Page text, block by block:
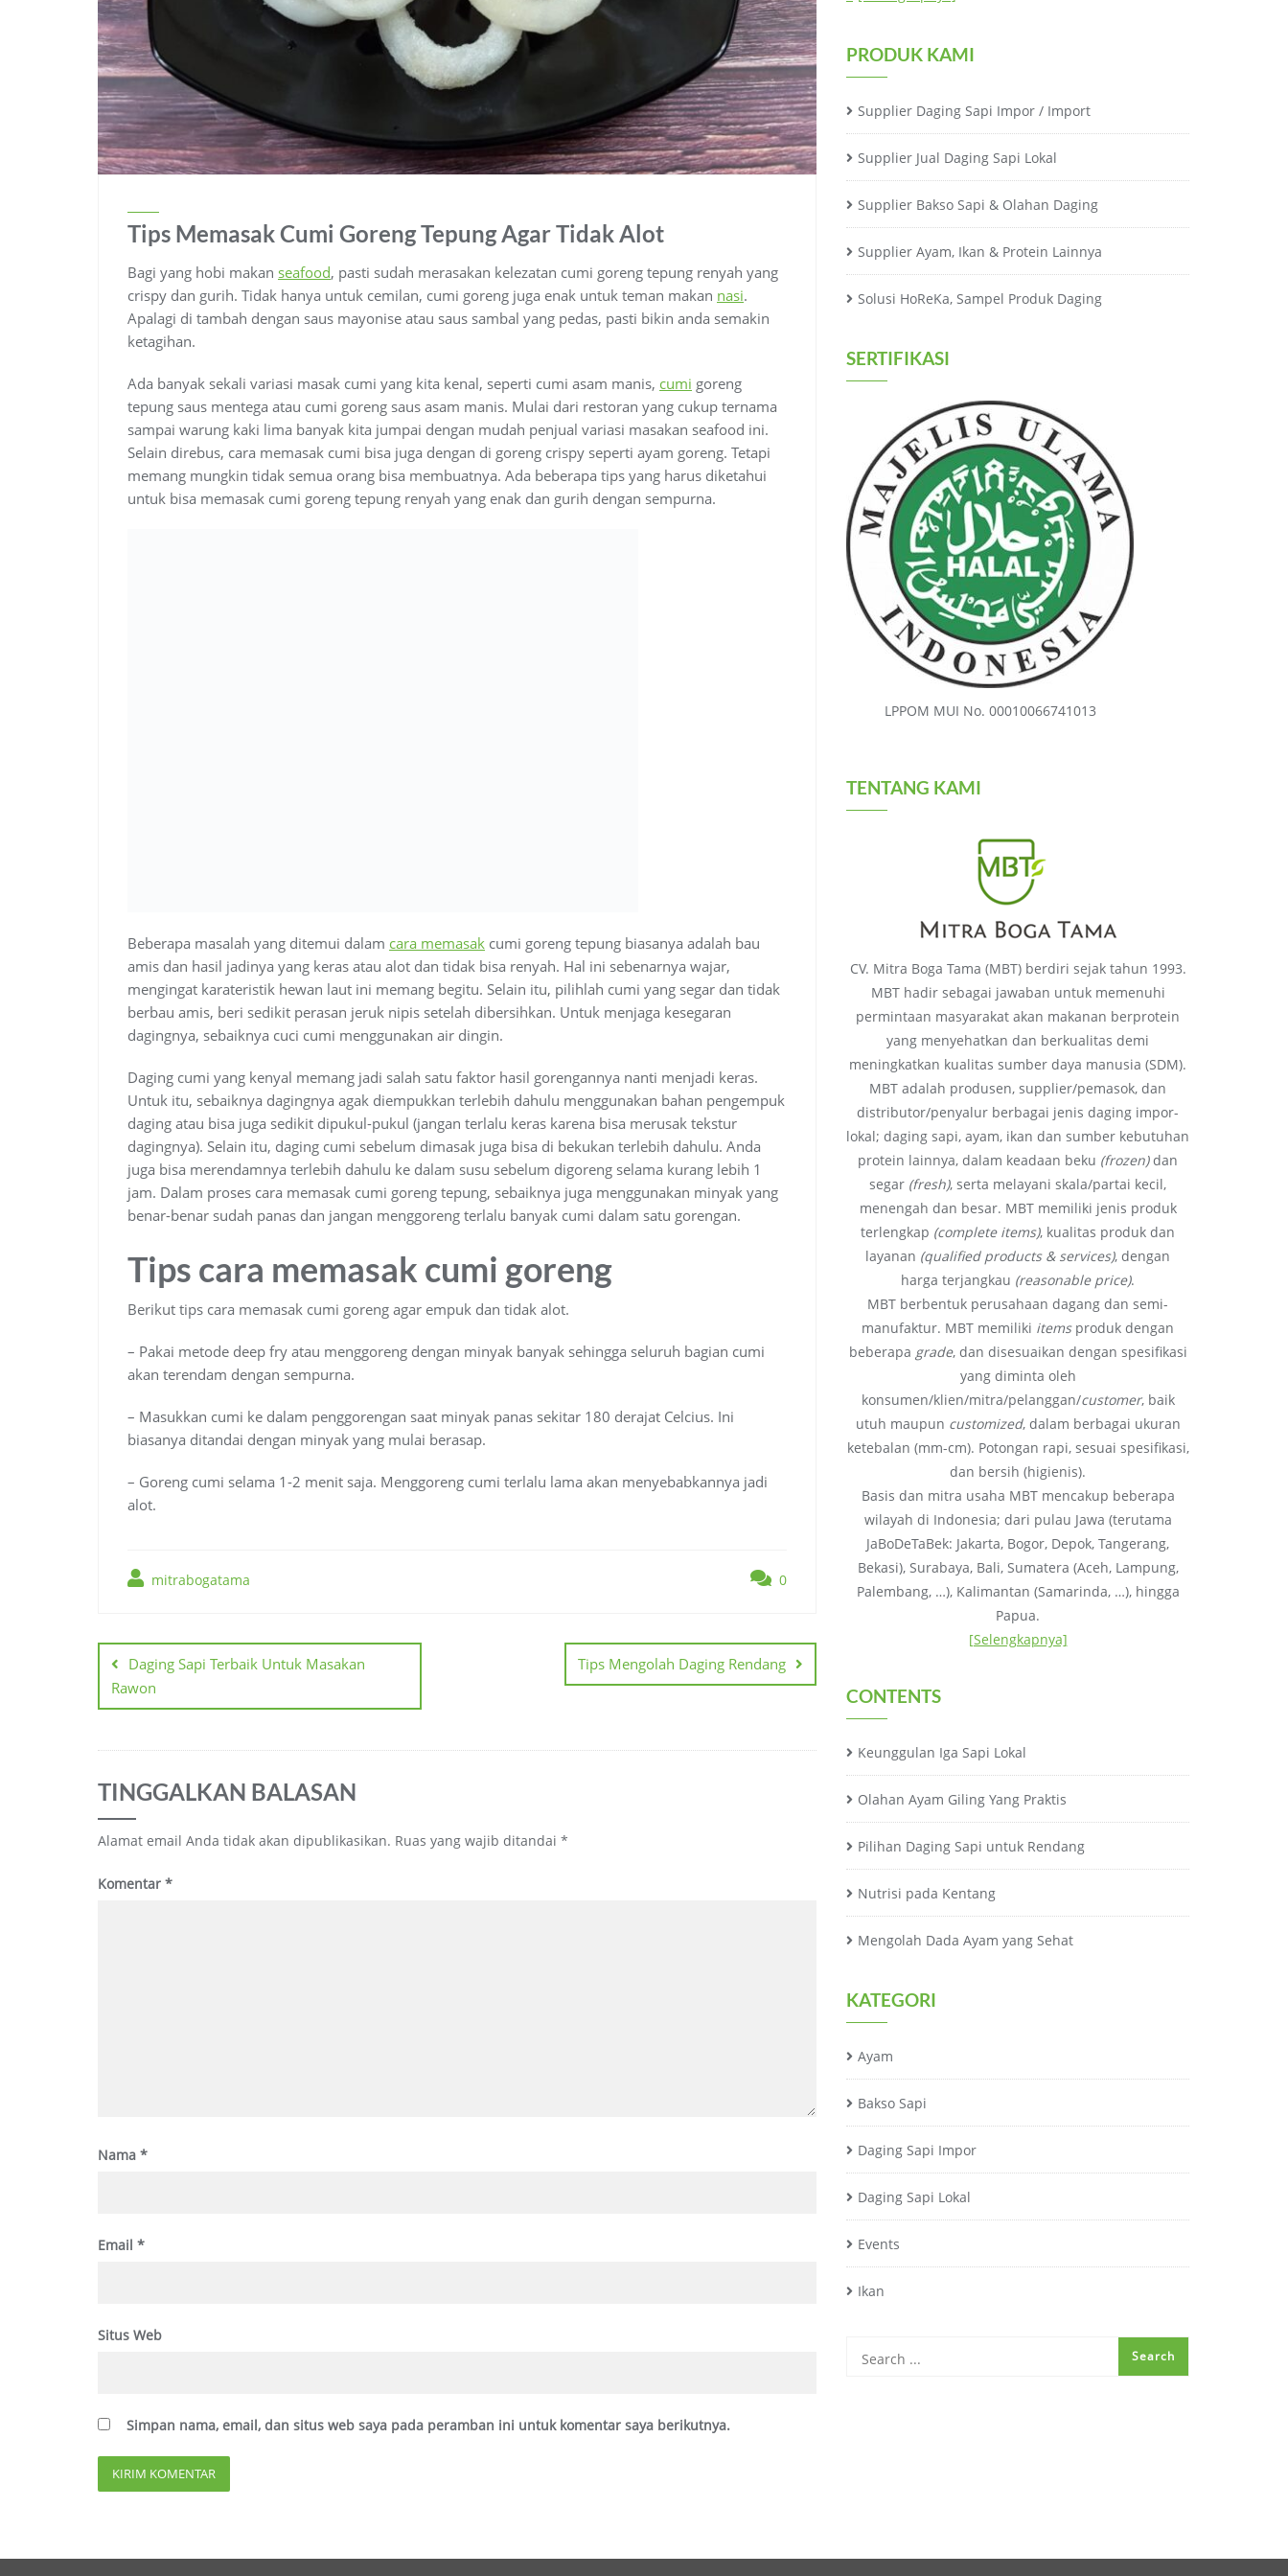
Tips Memasak Cumi Goreng Tepung Agar Tidak Alot
Bagi yang hobi makan seafood, pasti sudah merasakan kelezatan cumi goreng tepung renyah yang
crispy dan gurih. Tidak hanya untuk cemilan, cumi goreng juga enak untuk teman makan nasi.
Apalagi di tambah dengan saus mayonise atau saus sambal yang pedas, pasti bikin anda semakin
ketagihan.
Ada banyak sekali variasi masak cumi yang kita kenal, seperti cumi asam manis, cumi goreng
tepung saus mentega atau cumi goreng saus asam manis. Mulai dari restoran yang cukup ternama
sampai warung kaki lima banyak kita jumpai dengan mudah penjual variasi masakan seafood ini.
Selain direbus, cara memasak cumi bisa juga dengan di goreng crispy seperti ayam goreng. Tetapi
memang mungkin tidak semua orang bisa membuatnya. Ada beberapa tips yang harus diketahui
untuk bisa memasak cumi goreng tepung renyah yang enak dan gurih dengan sempurna.
Beberapa masalah yang ditemui dalam cara memasak cumi goreng tepung biasanya adalah bau
amis dan hasil jadinya yang keras atau alot dan tidak bisa renyah. Hal ini sebenarnya wajar,
mengingat karateristik hewan laut ini memang begitu. Selain itu, pilihlah cumi yang segar dan tidak
berbau amis, beri sedikit perasan jeruk nipis setelah dibersihkan. Untuk menjaga kesegaran
dagingnya, sebaiknya cuci cumi menggunakan air dingin.
Daging cumi yang kenyal memang jadi salah satu faktor hasil gorengannya nanti menjadi keras.
Untuk itu, sebaiknya dagingnya agak diempukkan terlebih dahulu menggunakan bahan pengempuk
daging atau bisa juga sedikit dipukul-pukul (jangan terlalu keras karena bisa merusak tekstur
dagingnya). Selain itu, daging cumi sebelum dimasak juga bisa di bekukan terlebih dahulu. Anda
juga bisa merendamnya terlebih dahulu ke dalam susu sebelum digoreng selama kurang lebih 1
jam. Dalam proses cara memasak cumi goreng tepung, sebaiknya juga menggunakan minyak yang
benar-benar sudah panas dan jangan menggoreng terlalu banyak cumi dalam satu gorengan.
Tips cara memasak cumi goreng
Berikut tips cara memasak cumi goreng agar empuk dan tidak alot.
– Pakai metode deep fry atau menggoreng dengan minyak banyak sehingga seluruh bagian cumi
akan terendam dengan sempurna.
– Masukkan cumi ke dalam penggorengan saat minyak panas sekitar 180 derajat Celcius. Ini
biasanya ditandai dengan minyak yang mulai berasap.
– Goreng cumi selama 1-2 menit saja. Menggoreng cumi terlalu lama akan menyebabkannya jadi
alot.
mitrabogatama 0
posDaging Sapi Terbaik Untuk Masakan
Rawon
Tips Mengolah Daging Rendang
TINGGALKAN BALASAN
Alamat email Anda tidak akan dipublikasikan. Ruas yang wajib ditandai *
Komentar *
Nama *
Email *
Situs Web
Simpan nama, email, dan situs web saya pada peramban ini untuk komentar saya berikutnya.
PRODUK KAMI
Supplier Daging Sapi Impor / Import
Supplier Jual Daging Sapi Lokal
Supplier Bakso Sapi & Olahan Daging
Supplier Ayam, Ikan & Protein Lainnya
Solusi HoReKa, Sampel Produk Daging
SERTIFIKASI
LPPOM MUI No. 00010066741013
TENTANG KAMI
CV. Mitra Boga Tama (MBT) berdiri sejak tahun 1993.
MBT hadir sebagai jawaban untuk memenuhi
permintaan masyarakat akan makanan berprotein
yang menyehatkan dan berkualitas demi
meningkatkan kualitas sumber daya manusia (SDM).
MBT adalah produsen, supplier/pemasok, dan
distributor/penyalur berbagai jenis daging impor-
lokal; daging sapi, ayam, ikan dan sumber kebutuhan
protein lainnya, dalam keadaan beku (frozen)dan
segar (fresh), serta melayani skala/partai kecil,
menengah dan besar. MBT memiliki jenis produk
terlengkap (complete items), kualitas produk dan
layanan (qualified products & services), dengan
harga terjangkau (reasonable price).
MBT berbentuk perusahaan dagang dan semi-
manufaktur. MBT memiliki itemsproduk dengan
beberapa grade, dan disesuaikan dengan spesifikasi
yang diminta oleh
konsumen/klien/mitra/pelanggan/customer, baik
utuh maupun customized, dalam berbagai ukuran
ketebalan (mm-cm). Potongan rapi, sesuai spesifikasi,
dan bersih (higienis).
Basis dan mitra usaha MBT mencakup beberapa
wilayah di Indonesia; dari pulau Jawa (terutama
JaBoDeTaBek: Jakarta, Bogor, Depok, Tangerang,
Bekasi), Surabaya, Bali, Sumatera (Aceh, Lampung,
Palembang, …), Kalimantan (Samarinda, …), hingga
Papua.
[Selengkapnya]
CONTENTS
Keunggulan Iga Sapi Lokal
Olahan Ayam Giling Yang Praktis
Pilihan Daging Sapi untuk Rendang
Nutrisi pada Kentang
Mengolah Dada Ayam yang Sehat
KATEGORI
Ayam
Bakso Sapi
Daging Sapi Impor
Daging Sapi Lokal
Events
Ikan